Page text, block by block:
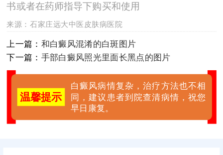
书或者在药师指导下购买和使用
来源：石家庄远大中医皮肤病医院
上一篇： 和白癜风混淆的白斑图片
下一篇： 手部白癜风照光里面长黑点的图片
温馨提示
白癜风病情复杂，治疗方法也不相
同，建议患者到院查清病情，祝您
早日康复。